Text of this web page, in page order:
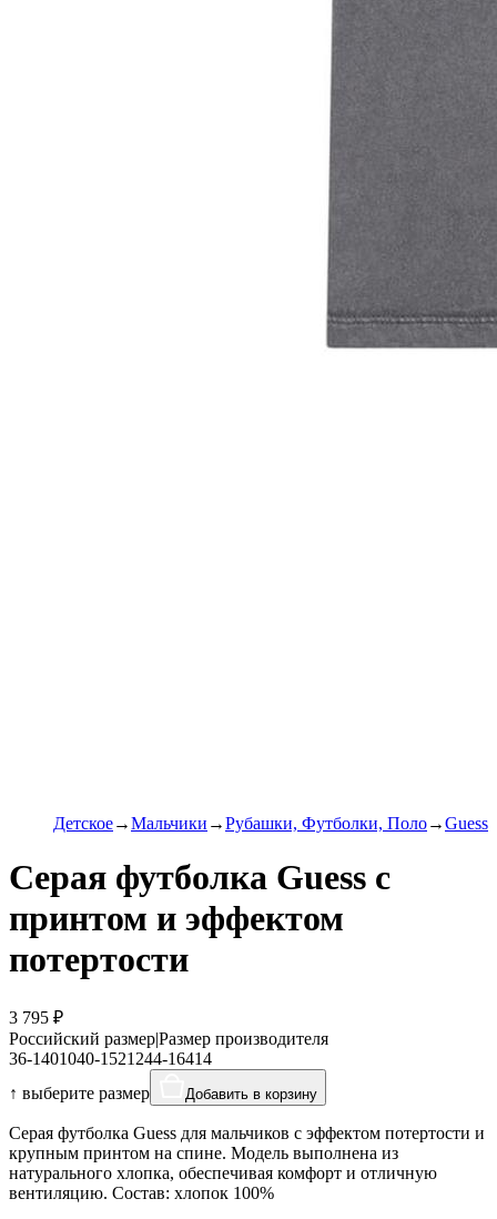
Детское Мальчики Рубашки, Футболки, Поло Guess
Серая футболка Guess с
принтом и эффектом
потертости
3 795 ₽
Российский размер|Размер производителя
36-1401040-1521244-16414
↑ выберите размер
Добавить в корзину
Серая футболка Guess для мальчиков с эффектом потертости и
крупным принтом на спине. Модель выполнена из
натурального хлопка, обеспечивая комфорт и отличную
вентиляцию. Состав: хлопок 100%